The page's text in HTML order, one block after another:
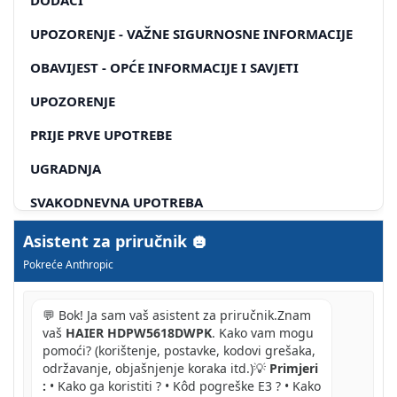
UPOZORENJE - VAŽNE SIGURNOSNE INFORMACIJE
OBAVIJEST - OPĆE INFORMACIJE I SAVJETI
UPOZORENJE
PRIJE PRVE UPOTREBE
UGRADNJA
SVAKODNEVNA UPOTREBA
INFORMACIJE O RASHLADNOM PLINU
NAMJENA
OBAVIJEST
1 1
Asistent za priručnik
Pokreće Anthropic
💬 Bok! Ja sam vaš asistent za priručnik.Znam
vaš HAIER HDPW5618DWPK. Kako vam mogu
pomoći? (korištenje, postavke, kodovi grešaka,
održavanje, objašnjenje koraka itd.)💡 Primjeri
: • Kako ga koristiti ? • Kôd pogreške E3 ? • Kako